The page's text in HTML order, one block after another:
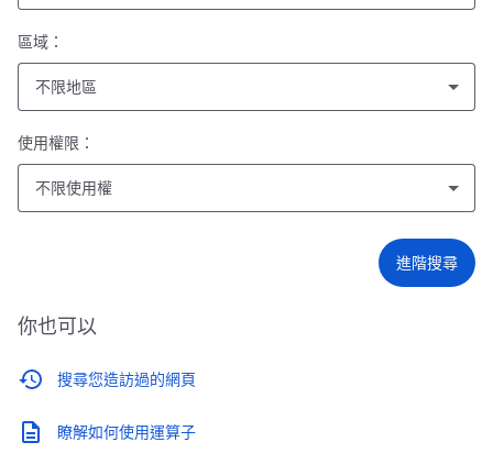
區域：
不限地區
使用權限：
不限使用權
進階搜尋
你也可以
搜尋您造訪過的網頁
瞭解如何使用運算子